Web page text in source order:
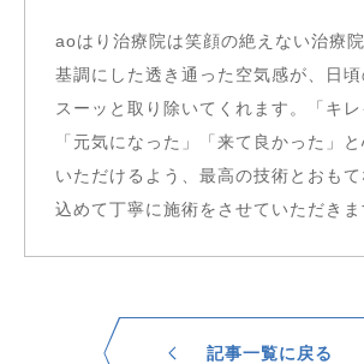
aoはり治療院は笑顔の絶えない治療
基調にした透き通った空気感が、日
スーッと取り除いてくれます。「キレ
「元気になった」「来て良かった」
いただけるよう、最高の技術とおも
込めて丁寧に施術をさせていただきま
記事一覧に戻る